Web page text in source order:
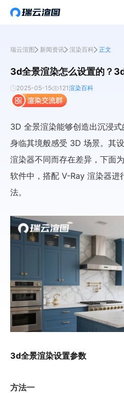
瑞云渲图 新闻资讯 渲染百科 正文
3d全景渲染怎么设置的？
2025-05-15 121渲染百科
3D 全景渲染能够创造出沉浸
身临其境般感受 3D 场景。其
渲染器不同而存在差异，下面
软件中，搭配 V-Ray 渲染器
法。
3d全景渲染设置参数
方法一